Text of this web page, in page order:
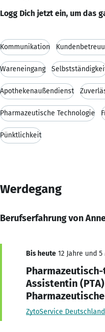
Logg Dich jetzt ein, um das
Kommunikation
Wareneingang
Apothekenaußendienst
Pharmazeutische Technologie
Pünktlichkeit
Werdegang
Berufserfahrung von
Bis heute 12 Jahre und
Assistentin
ZytoService